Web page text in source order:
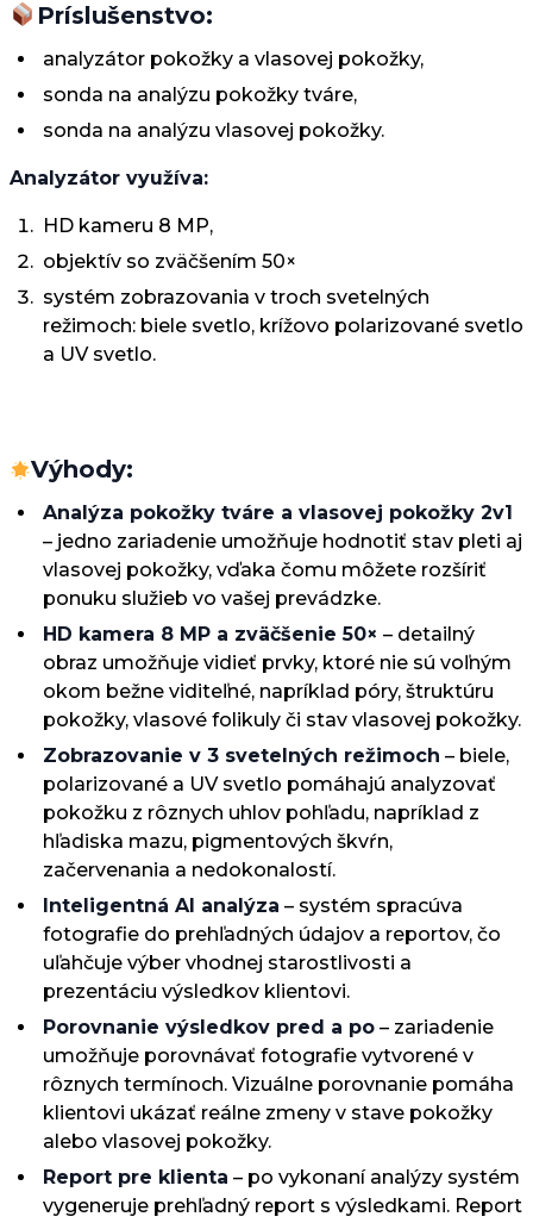
Príslušenstvo:
analyzátor pokožky a vlasovej pokožky,
sonda na analýzu pokožky tváre,
sonda na analýzu vlasovej pokožky.
Analyzátor využíva:
HD kameru 8 MP,
objektív so zväčšením 50×
systém zobrazovania v troch svetelných
režimoch: biele svetlo, krížovo polarizované svetlo
a UV svetlo.
Výhody:
Analýza pokožky tváre a vlasovej pokožky 2v1
– jedno zariadenie umožňuje hodnotiť stav pleti aj
vlasovej pokožky, vďaka čomu môžete rozšíriť
ponuku služieb vo vašej prevádzke.
HD kamera 8 MP a zväčšenie 50× – detailný
obraz umožňuje vidieť prvky, ktoré nie sú voľným
okom bežne viditeľné, napríklad póry, štruktúru
pokožky, vlasové folikuly či stav vlasovej pokožky.
Zobrazovanie v 3 svetelných režimoch – biele,
polarizované a UV svetlo pomáhajú analyzovať
pokožku z rôznych uhlov pohľadu, napríklad z
hľadiska mazu, pigmentových škvŕn,
začervenania a nedokonalostí.
Inteligentná AI analýza – systém spracúva
fotografie do prehľadných údajov a reportov, čo
uľahčuje výber vhodnej starostlivosti a
prezentáciu výsledkov klientovi.
Porovnanie výsledkov pred a po – zariadenie
umožňuje porovnávať fotografie vytvorené v
rôznych termínoch. Vizuálne porovnanie pomáha
klientovi ukázať reálne zmeny v stave pokožky
alebo vlasovej pokožky.
Report pre klienta – po vykonaní analýzy systém
vygeneruje prehľadný report s výsledkami. Report